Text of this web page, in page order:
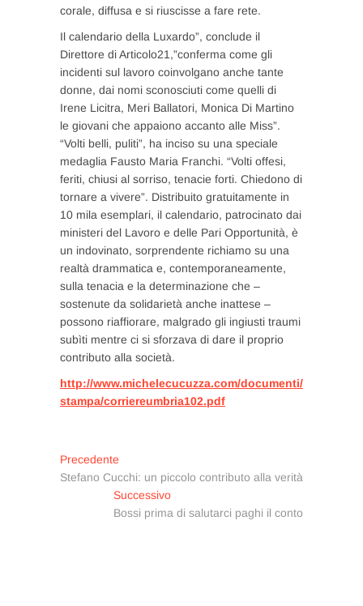
corale, diffusa e si riuscisse a fare rete.
Il calendario della Luxardo”, conclude il
Direttore di Articolo21,”conferma come gli
incidenti sul lavoro coinvolgano anche tante
donne, dai nomi sconosciuti come quelli di
Irene Licitra, Meri Ballatori, Monica Di Martino
le giovani che appaiono accanto alle Miss”.
“Volti belli, puliti”, ha inciso su una speciale
medaglia Fausto Maria Franchi. “Volti offesi,
feriti, chiusi al sorriso, tenacie forti. Chiedono di
tornare a vivere”. Distribuito gratuitamente in
10 mila esemplari, il calendario, patrocinato dai
ministeri del Lavoro e delle Pari Opportunità, è
un indovinato, sorprendente richiamo su una
realtà drammatica e, contemporaneamente,
sulla tenacia e la determinazione che –
sostenute da solidarietà anche inattese –
possono riaffiorare, malgrado gli ingiusti traumi
subìti mentre ci si sforzava di dare il proprio
contributo alla società.
http://www.michelecucuzza.com/documenti/
stampa/corriereumbria102.pdf
Navigazione
articoli
Precedente
precedente:
Stefano Cucchi: un piccolo contributo alla verità
SuccessivoArticolo
successivo:
Bossi prima di salutarci paghi il conto